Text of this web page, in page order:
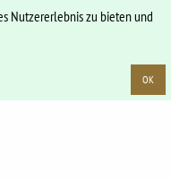
Nutzererlebnis zu bieten und
OK